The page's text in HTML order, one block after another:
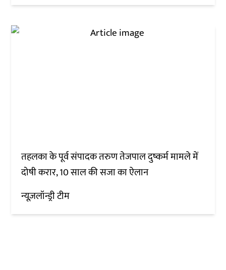
तहलका के पूर्व संपादक तरुण तेजपाल दुष्कर्म मामले में
दोषी करार, 10 साल की सजा का ऐलान
न्यूज़लॉन्ड्री टीम